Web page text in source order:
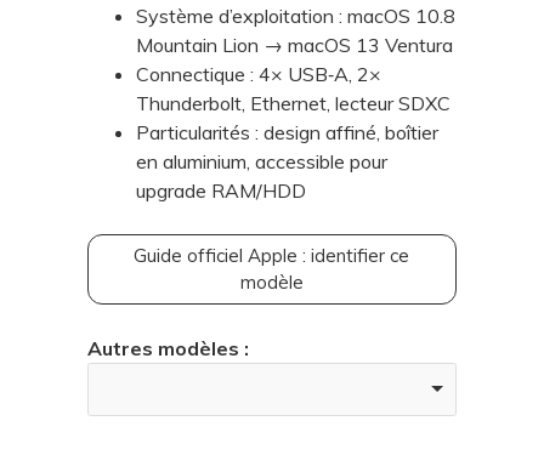
Système d’exploitation : macOS 10.8
Mountain Lion → macOS 13 Ventura
Connectique : 4× USB‑A, 2×
Thunderbolt, Ethernet, lecteur SDXC
Particularités : design affiné, boîtier
en aluminium, accessible pour
upgrade RAM/HDD
Guide officiel Apple : identifier ce
modèle
Autres modèles :